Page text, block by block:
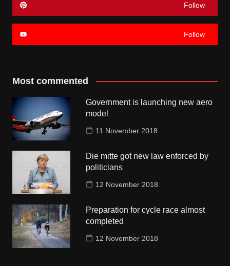
Follow
Follow
Most commented
Government is launching new aero
model
11 November 2018
Die mitte got new law enforced by
politicians
12 November 2018
Preparation for cycle race almost
completed
12 November 2018